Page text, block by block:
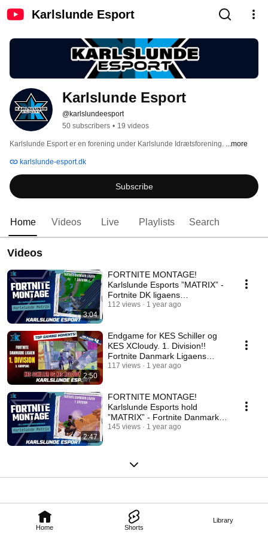
Karlslunde Esport
Home Shorts
Library
Karlslunde Esport
@karlslundeesport
50 subscribers • 19 videos
Karlslunde Esport er en forening under Karlslunde Idrætsforening. ...more
karlslunde-esport.dk
Subscribe
Home Videos Live Playlists Search
Videos
3:04
FORTNITE MONTAGE!
Karlslunde Esports ”MATRIX” -
Fortnite DK ligaens
efterårsturnering - Kampdag 4
112 views 1 year ago
2:50
Endgame for KES Schiller og
KES XCloudy. 1. Division!!
Fortnite Danmark Ligaens
efterårsturnering.
117 views 1 year ago
2:47
FORTNITE MONTAGE!
Karlslunde Esports hold
”MATRIX” - Fortnite Danmarks
ligaens efterårsturnering!!
145 views 1 year ago